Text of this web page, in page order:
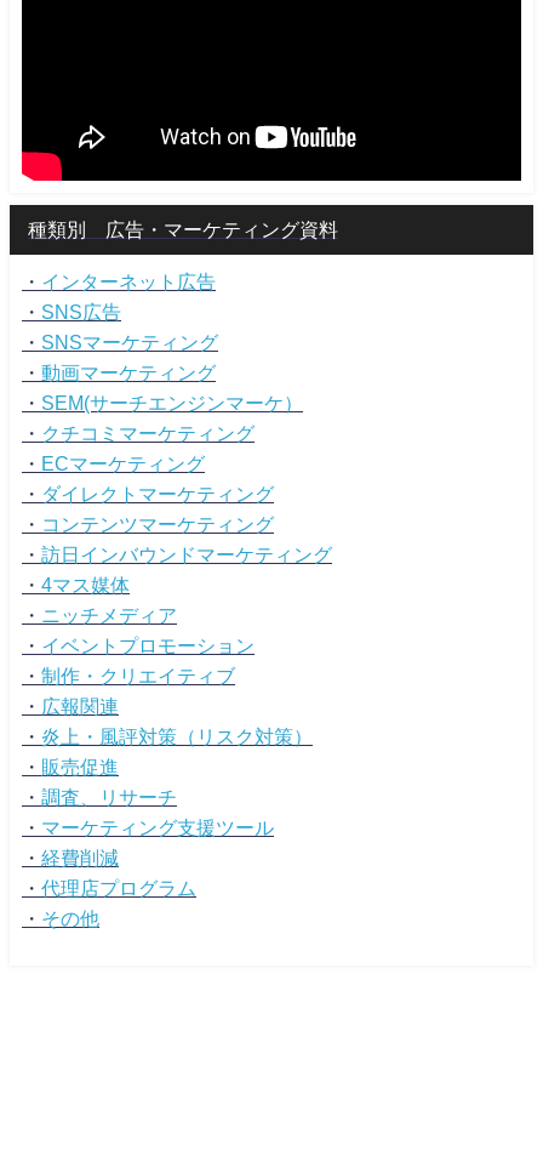
種類別 広告・マーケティング資料
・ インターネット広告
・ SNS広告
・ SNSマーケティング
・ 動画マーケティング
・ SEM(サーチエンジンマーケ）
・ クチコミマーケティング
・ ECマーケティング
・ ダイレクトマーケティング
・ コンテンツマーケティング
・ 訪日インバウンドマーケティング
・ 4マス媒体
・ ニッチメディア
・ イベントプロモーション
・ 制作・クリエイティブ
・ 広報関連
・ 炎上・風評対策（リスク対策）
・ 販売促進
・ 調査、リサーチ
・ マーケティング支援ツール
・ 経費削減
・ 代理店プログラム
・ その他